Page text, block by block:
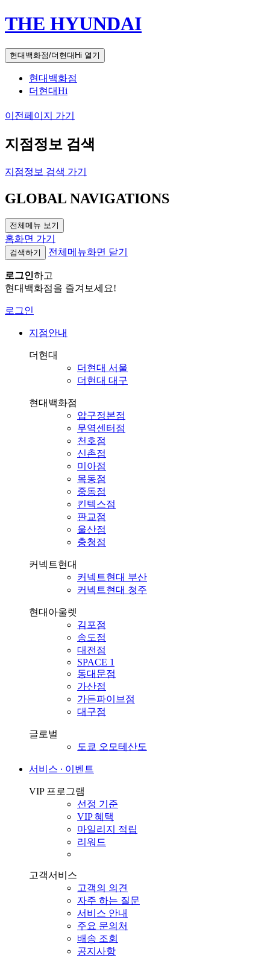
THE HYUNDAI
현대백화점/더현대Hi 열기
현대백화점
더현대Hi
이전페이지 가기
지점정보 검색
지점정보 검색 가기
GLOBAL NAVIGATIONS
전체메뉴 보기
홈화면 가기
검색하기 전체메뉴화면 닫기
로그인하고
현대백화점을 즐겨보세요!
로그인
지점안내
더현대
더현대 서울
더현대 대구
현대백화점
압구정본점
무역센터점
천호점
신촌점
미아점
목동점
중동점
킨텍스점
판교점
울산점
충청점
커넥트현대
커넥트현대 부산
커넥트현대 청주
현대아울렛
김포점
송도점
대전점
SPACE 1
동대문점
가산점
가든파이브점
대구점
글로벌
도쿄 오모테산도
서비스 ∙ 이벤트
VIP 프로그램
선정 기준
VIP 혜택
마일리지 적립
리워드
고객서비스
고객의 의견
자주 하는 질문
서비스 안내
주요 문의처
배송 조회
공지사항